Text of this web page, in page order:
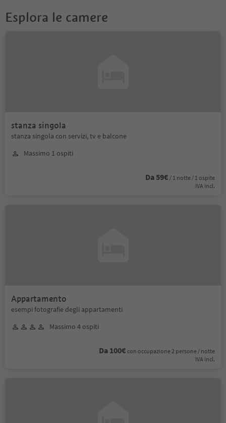
Esplora le camere
stanza singola
stanza singola con servizi, tv e balcone
Massimo 1 ospiti
Da 59€ / 1 notte / 1 ospite
IVA incl.
Appartamento
esempi fotografie degli appartamenti
Massimo 4 ospiti
Da 100€ con occupazione 2 persone / notte
IVA incl.